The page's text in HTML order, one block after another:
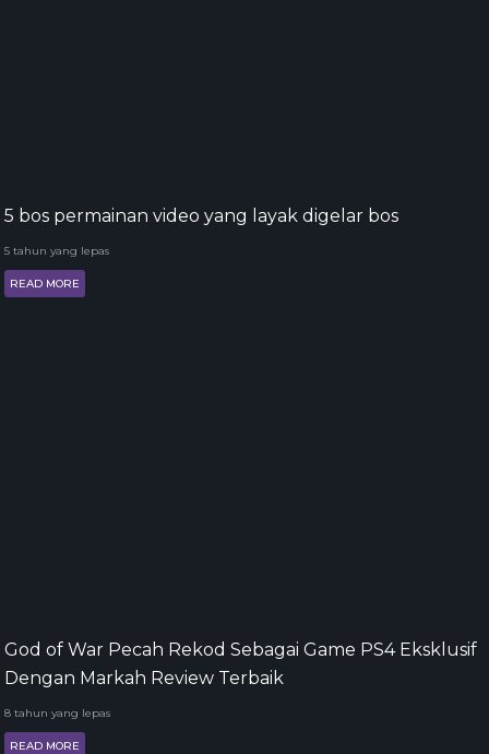
5 bos permainan video yang layak digelar bos
5 tahun yang lepas
READ MORE
God of War Pecah Rekod Sebagai Game PS4 Eksklusif
Dengan Markah Review Terbaik
8 tahun yang lepas
READ MORE